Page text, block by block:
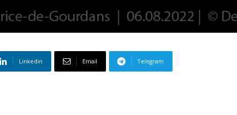
Linkedin Email Telegram